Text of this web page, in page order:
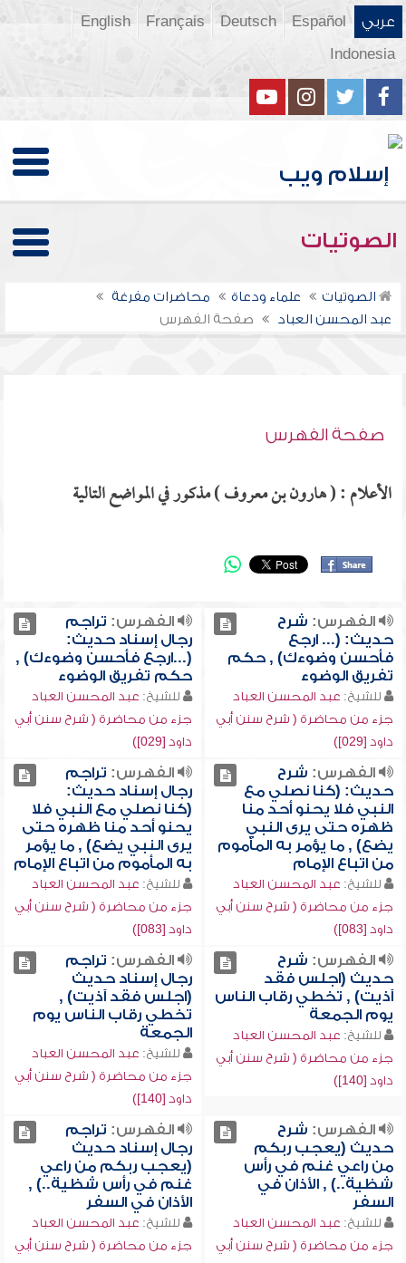
عربي Español
Deutsch
Français
English
Indonesia
الصوتيات
الصوتيات علماء ودعاة
محاضرات مفرغة
عبد المحسن العباد
صفحة الفهرس
صفحة الفهرس
الأعلام : ( هارون بن معروف ) مذكور في المواضع التالية
الفهرس: شرح
حديث: (... ارجع
فأحسن وضوءك) , حكم
تفريق الوضوء
للشيخ: عبد المحسن العباد
جزء من محاضرة ( شرح سنن أبي
داود [029])
الفهرس: تراجم
رجال إسناد حديث:
(...ارجع فأحسن وضوءك) ,
حكم تفريق الوضوء
للشيخ: عبد المحسن العباد
جزء من محاضرة ( شرح سنن أبي
داود [029])
الفهرس: شرح
حديث: (كنا نصلي مع
النبي فلا يحنو أحد منا
ظهره حتى يرى النبي
يضع) , ما يؤمر به المأموم
من اتباع الإمام
للشيخ: عبد المحسن العباد
جزء من محاضرة ( شرح سنن أبي
داود [083])
الفهرس: تراجم
رجال إسناد حديث:
(كنا نصلي مع النبي فلا
يحنو أحد منا ظهره حتى
يرى النبي يضع) , ما يؤمر
به المأموم من اتباع الإمام
للشيخ: عبد المحسن العباد
جزء من محاضرة ( شرح سنن أبي
داود [083])
الفهرس: شرح
حديث (اجلس فقد
آذيت) , تخطي رقاب الناس
يوم الجمعة
للشيخ: عبد المحسن العباد
جزء من محاضرة ( شرح سنن أبي
داود [140])
الفهرس: تراجم
رجال إسناد حديث
(اجلس فقد آذيت) ,
تخطي رقاب الناس يوم
الجمعة
للشيخ: عبد المحسن العباد
جزء من محاضرة ( شرح سنن أبي
داود [140])
الفهرس: شرح
حديث (يعجب ربكم
من راعي غنم في رأس
شظية..) , الأذان في
السفر
للشيخ: عبد المحسن العباد
جزء من محاضرة ( شرح سنن أبي
الفهرس: تراجم
رجال إسناد حديث
(يعجب ربكم من راعي
غنم في رأس شظية..) ,
الأذان في السفر
للشيخ: عبد المحسن العباد
جزء من محاضرة ( شرح سنن أبي